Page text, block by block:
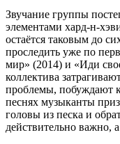
Звучание группы
элементами хард-н-
остаётся таковым до
проследить уже по
мир» (2014) и «Иди
коллектива
проблемы, побуждают
песнях музыканты
головы из песка и
действительно важно,